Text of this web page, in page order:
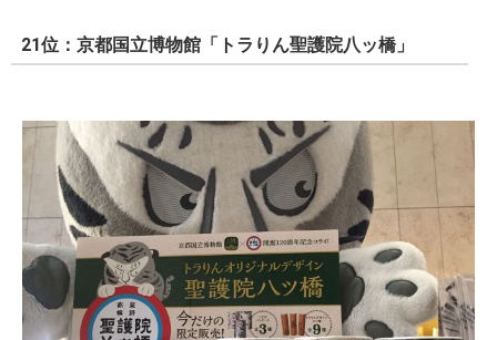
21位：京都国立博物館「トラりん聖護院八ッ橋」